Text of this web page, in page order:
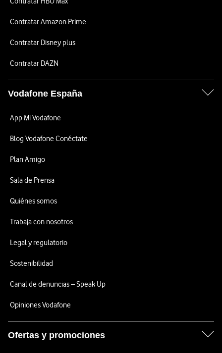
Contratar Amazon Prime
Contratar Disney plus
Contratar DAZN
Vodafone España
App Mi Vodafone
Blog Vodafone Conéctate
Plan Amigo
Sala de Prensa
Quiénes somos
Trabaja con nosotros
Legal y regulatorio
Sostenibilidad
Canal de denuncias – Speak Up
Opiniones Vodafone
Ofertas y promociones